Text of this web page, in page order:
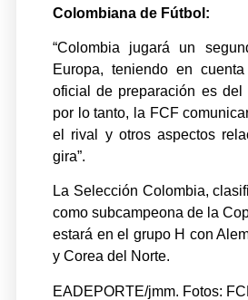
Colombiana de Fútbol:
“Colombia jugará un
Europa, teniendo en
oficial de preparación es
por lo tanto, la FCF
el rival y otros aspectos
gira”.
La Selección Colombia,
como subcampeona de la
estará en el grupo H con
y Corea del Norte.
EADEPORTE/jmm. Fotos: